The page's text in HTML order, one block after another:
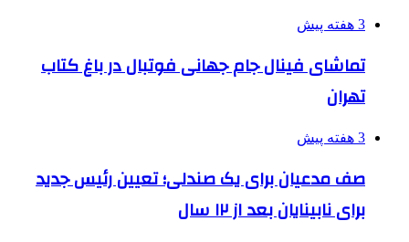
3 هفته پیش
تماشای فینال جام جهانی فوتبال در باغ کتاب
تهران
3 هفته پیش
صف مدعیان برای یک صندلی؛ تعیین رئیس جدید
برای نابینایان بعد از ۱۲ سال